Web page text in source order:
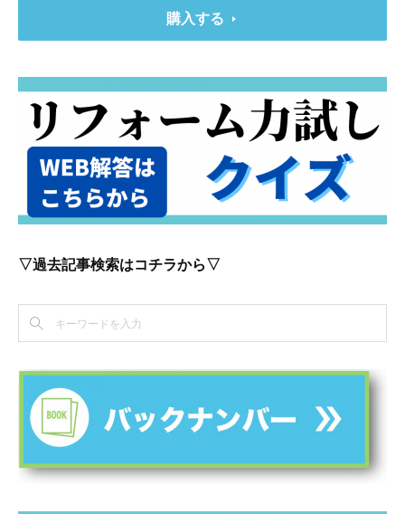
購入する
▽過去記事検索はコチラから▽